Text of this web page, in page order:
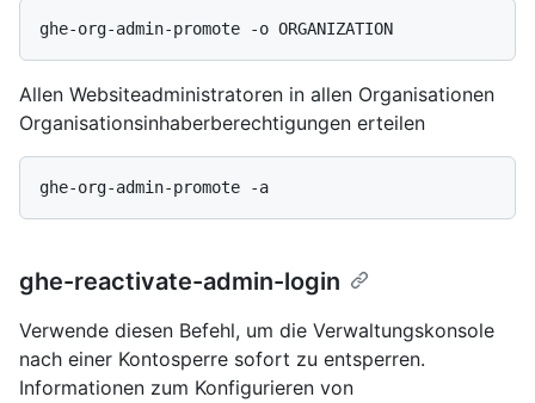
Allen Websiteadministratoren in allen Organisationen
Organisationsinhaberberechtigungen erteilen
ghe-reactivate-admin-login
Verwende diesen Befehl, um die Verwaltungskonsole
nach einer Kontosperre sofort zu entsperren.
Informationen zum Konfigurieren von